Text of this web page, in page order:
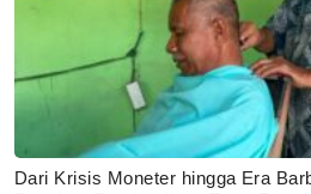
Dari Krisis Moneter hingga Era